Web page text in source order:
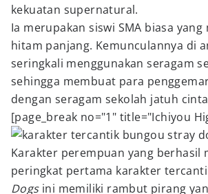
kekuatan supernatural.
Ia merupakan siswi SMA biasa
hitam panjang. Kemunculannya di
seringkali menggunakan seragam
sehingga membuat para
dengan seragam sekolah jatuh
[page_break no="1" title="Ichiyou
Karakter perempuan yang berhasil
peringkat pertama karakter
Dogs ini memiliki rambut pirang